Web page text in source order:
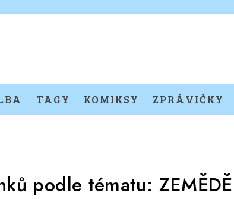
TAGY KOMIKSY ZPRÁVIČKY
podle tématu: